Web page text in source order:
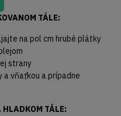
TÁLE:
na pol cm hrubé plátky
strany
a vňaťkou a prípadne
TÁLE: